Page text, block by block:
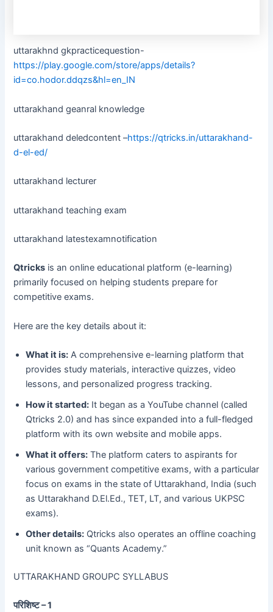
uttarakhnd gkpracticequestion-
https://play.google.com/store/apps/details?
id=co.hodor.ddqzs&hl=en_IN
uttarakhand geanral knowledge
uttarakhand deledcontent –https://qtricks.in/uttarakhand-
d-el-ed/
uttarakhand lecturer
uttarakhand teaching exam
uttarakhand latestexamnotification
Qtricks is an online educational platform (e-learning)
primarily focused on helping students prepare for
competitive exams.
Here are the key details about it:
What it is: A comprehensive e-learning platform that
provides study materials, interactive quizzes, video
lessons, and personalized progress tracking.
How it started: It began as a YouTube channel (called
Qtricks 2.0) and has since expanded into a full-fledged
platform with its own website and mobile apps.
What it offers: The platform caters to aspirants for
various government competitive exams, with a particular
focus on exams in the state of Uttarakhand, India (such
as Uttarakhand D.El.Ed., TET, LT, and various UKPSC
exams).
Other details: Qtricks also operates an offline coaching
unit known as “Quants Academy.”
UTTARAKHAND GROUPC SYLLABUS
परिशिष्ट – 1